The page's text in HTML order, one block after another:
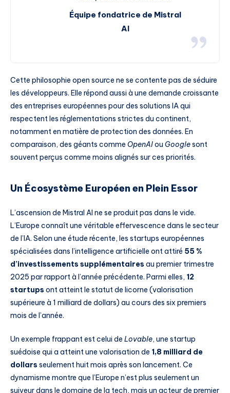
Équipe fondatrice de Mistral
AI
Cette philosophie open source ne se contente pas de séduire
les développeurs. Elle répond aussi à une demande croissante
des entreprises européennes pour des solutions IA qui
respectent les réglementations strictes du continent,
notamment en matière de protection des données. En
comparaison, des géants comme OpenAIou Googlesont
souvent perçus comme moins alignés sur ces priorités.
Un Écosystème Européen en Plein Essor
L’ascension de Mistral AI ne se produit pas dans le vide.
L’Europe connaît une véritable effervescence dans le secteur
de l’IA. Selon une étude récente, les startups européennes
spécialisées dans l’intelligence artificielle ont attiré 55 %
d’investissements supplémentaires au premier trimestre
2025 par rapport à l’année précédente. Parmi elles, 12
startups ont atteint le statut de licorne (valorisation
supérieure à 1 milliard de dollars) au cours des six premiers
mois de l’année.
Un exemple frappant est celui de Lovable, une startup
suédoise qui a atteint une valorisation de 1,8 milliard de
dollars seulement huit mois après son lancement. Ce
dynamisme montre que l’Europe n’est plus seulement un
suiveur dans le domaine de la tech, mais un acteur de premier